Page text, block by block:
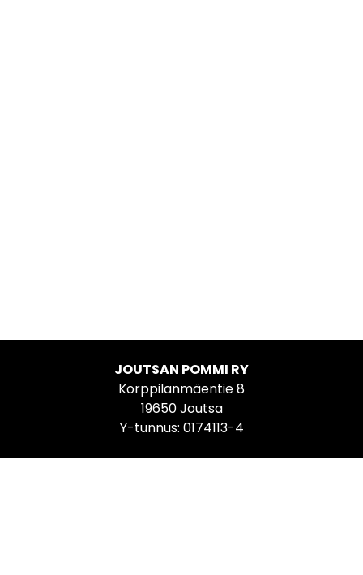
JOUTSAN POMMI RY
Korppilanmäentie 8
19650 Joutsa
Y-tunnus: 0174113-4